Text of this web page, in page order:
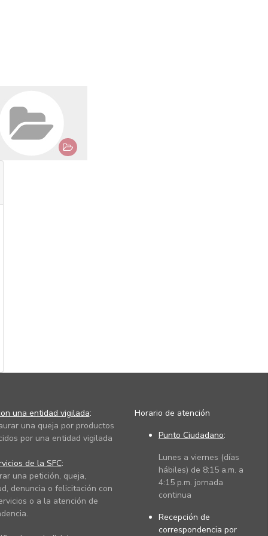
una entidad vigilada:
una queja por productos
por una entidad vigilada
de la SFC:
una petición, queja,
denuncia o felicitación con
o a la atención de
Horario de atención
Punto Ciudadano:
Lunes a viernes (días
hábiles) de 8:15 a.m. a
4:15 p.m. jornada
continua
Recepción de
correspondencia por